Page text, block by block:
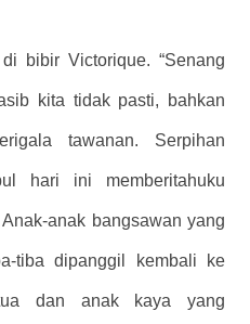
bibir Victorique. “Senang
kita tidak pasti, bahkan
tawanan. Serpihan
hari ini memberitahuku
anak bangsawan yang
tiba dipanggil kembali ke
dan anak kaya yang